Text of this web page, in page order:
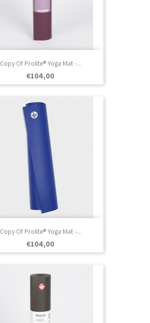
Copy Of Prolite® Yoga Mat -...
Prezo
€104,00
Copy Of Prolite® Yoga Mat -...
Prezo
€104,00